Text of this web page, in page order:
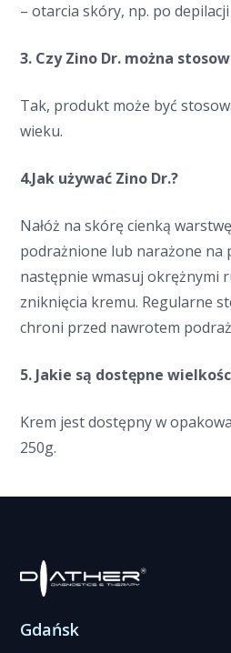
– otarcia skóry, np. po depilacji
3. Czy Zino Dr. można
Tak, produkt może być
wieku.
4.Jak używać Zino Dr.?
Nałóż na skórę cienką
podrażnione lub narażone na
następnie wmasuj okrężnymi
zniknięcia kremu. Regularne
chroni przed nawrotem
5. Jakie są dostępne
Krem jest dostępny w
250g.
Gdańsk